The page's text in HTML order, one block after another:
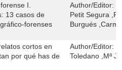
I.
13 casos de
forenses
Author/Editor:
Petit Segura
Burgués
cortos en
por qué has de
Author/Editor:
Toledano ,Mª